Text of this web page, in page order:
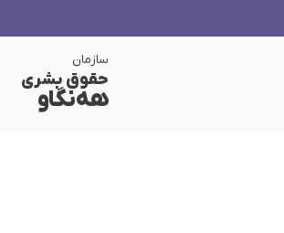
سازمان
حقوق بشری
هەنگاو